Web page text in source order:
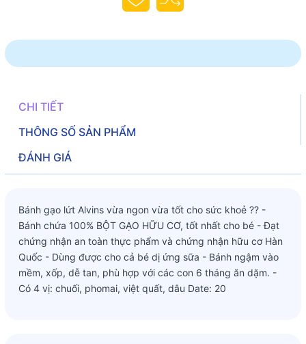
CHI TIẾT
THÔNG SỐ SẢN PHẨM
ĐÁNH GIÁ
Bánh gạo lứt Alvins vừa ngon vừa tốt cho sức khoẻ ?? -
Bánh chứa 100% BỘT GẠO HỮU CƠ, tốt nhất cho bé - Đạt
chứng nhận an toàn thực phẩm và chứng nhận hữu cơ Hàn
Quốc - Dùng được cho cả bé dị ứng sữa - Bánh ngậm vào
mềm, xốp, dễ tan, phù hợp với các con 6 tháng ăn dặm. -
Có 4 vị: chuối, phomai, việt quất, dâu Date: 20